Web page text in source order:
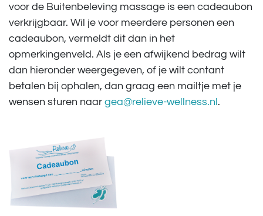
voor de Buitenbeleving massage is een cadeaubon
verkrijgbaar. Wil je voor meerdere personen een
cadeaubon, vermeldt dit dan in het
opmerkingenveld. Als je een afwijkend bedrag wilt
dan hieronder weergegeven, of je wilt contant
betalen bij ophalen, dan graag een mailtje met je
wensen sturen naar gea@relieve-wellness.nl.